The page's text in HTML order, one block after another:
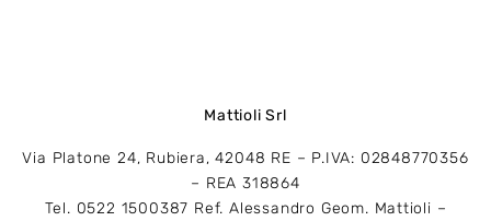
Mattioli Srl
Via Platone 24, Rubiera, 42048 RE – P.IVA: 02848770356
– REA 318864
Tel. 0522 1500387 Ref. Alessandro Geom. Mattioli –